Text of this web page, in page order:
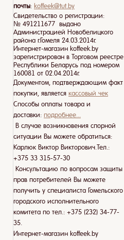
почты: koffeek@tut.by
Свидетельство о регистрации:
№ 491211677 выдано
Администрацией Новобелицкого
района г.Гомеля 24.03.2014г.
Интернет-магазин koffeek.by
зарегистрирован в Торговом реестре
Республики Беларусь под номером
160081 от 02.04.2014г.
Документом, подтверждающим факт
покупки, является кассовый чек
Способы оплаты товара и
доставки: подробнее...
В случае возникновения спорной
ситуации Вы можете обратиться:
Карлюк Виктор Викторович.Тел.:
+375 33 315-57-30
Консультацию по вопросам защиты
прав потребителей Вы можете
получить у специалиста Гомельского
городского исполнительного
комитета по тел.: +375 (232) 34-77-
35.
Интернет-магазин koffeek.by